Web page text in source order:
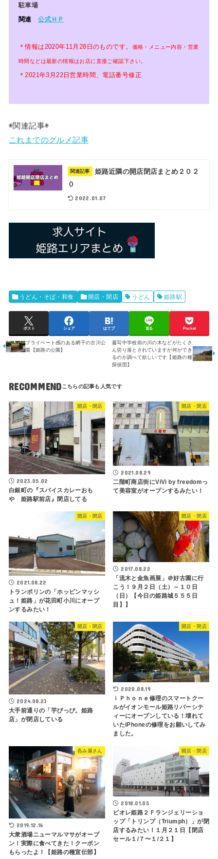
駐車場
関連公式ＨＰ
＊情報は2020年11月28日のものです 。 価格・メニュー内容・営業
時間などは最新の情報はお店に直接ご確認下さい。
＊2021年3月22日営業時間、電話番号修正
◉関連記事◉
これまでのグルメ記事
関連記事
姫路近隣の開店閉店まとめ２０２
０
2022.01.07
うどん・そば・和食 開店・閉店 うどん 姫路駅
ポスト シェア はてブ 送る Pocket
プライベート感のある網干の古川公
園【姫路の公園】
書写中学校前の川の木などがたくさ
ん切り落とされていますが何ができ
るのか調べて欲しいです【姫路の種
探偵団】
RECOMMEND
開店・閉店
2023.05.02
白銀町の『スパイスカレーおも
や 姫路駅前店』閉店してる
開店・閉店
2021.08.29
二階町商店街にViVi by freedomっ
て美容室がオープンするみたい！
開店・閉店
2021.08.22
トランポリンの「ホッピンマッシ
ュ！姫路」が花田町小川にオープ
ンするみたい！
開店・閉店
2017.08.22
「流木と金魚画展」＠好古園に行
こう！９月２日（土）～１０日
（日）【今日の姫路城５５５日
目】】
開店・閉店
2024.08.23
大手前通りの「芋ぴっぴ。姫路
店」が閉店している
開店・閉店
2020.08.19
ｉＰｈｏｎｅ修理のスマートクー
ルがイオンモール姫路リバーシテ
ィーにオープンしている！壊れて
いたiPhoneの修理をお願いしてみ
ました。
呑み屋さん
2019.12.16
大衆酒場ニューマルマサがオープ
ン！実際に食べてきた！クーポン
もらったよ！【姫路の種宣伝部】
開店・閉店
2018.01.05
ピオレ姫路２Ｆランジェリーショ
ップ「トリンプ（Triumph）」が閉
店するみたい！１月２１日【閉店
セール１/７〜１/２１】